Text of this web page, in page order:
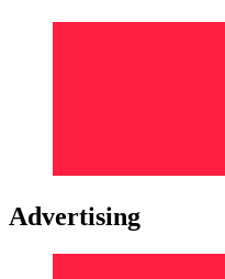
Advertising